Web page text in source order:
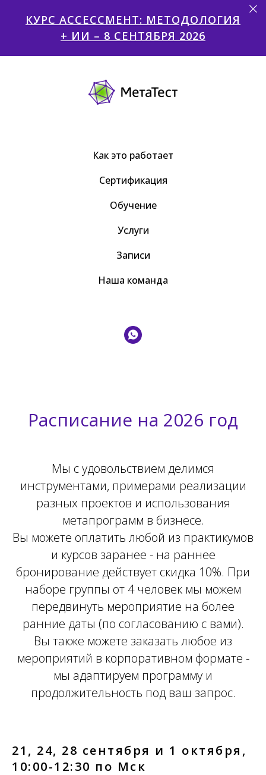
КУРС АССЕССМЕНТ: МЕТОДОЛОГИЯ
+ ИИ – 8 СЕНТЯБРЯ 2026
Как это работает
Сертификация
Обучение
Услуги
Записи
Наша команда
Расписание на 2026 год
Мы с удовольствием делимся
инструментами, примерами реализации
разных проектов и использования
метапрограмм в бизнесе.
Вы можете оплатить любой из практикумов
и курсов заранее - на раннее
бронирование действует скидка 10%. При
наборе группы от 4 человек мы можем
передвинуть мероприятие на более
ранние даты (по согласованию с вами).
Вы также можете заказать любое из
мероприятий в корпоративном формате -
мы адаптируем программу и
продолжительность под ваш запрос.
21, 24, 28 сентября и 1 октября,
10:00-12:30 по Мск